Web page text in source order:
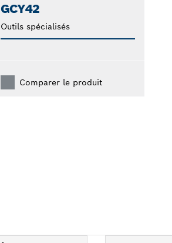
GCY42
Outils spécialisés
Comparer le produit